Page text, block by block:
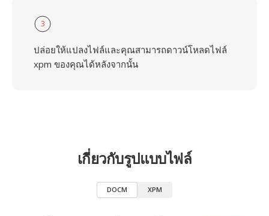
3
ปล่อยให้แปลงไฟล์และคุณสามารถดาวน์โหลดไฟล์
xpm ของคุณได้หลังจากนั้น
เกี่ยวกับรูปแบบไฟล์
DOCM XPM